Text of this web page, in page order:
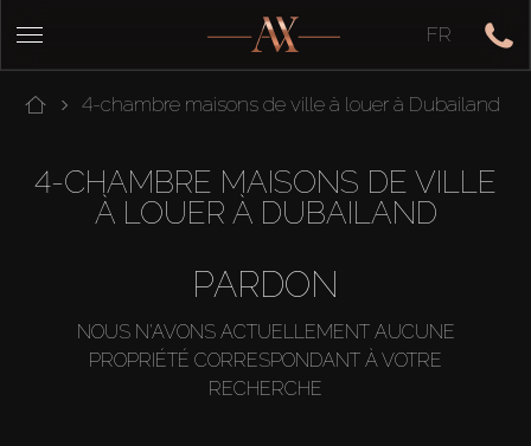
FR
4-chambre maisons de ville à louer à Dubailand
4-CHAMBRE MAISONS DE VILLE
À LOUER À DUBAILAND
PARDON
NOUS N'AVONS ACTUELLEMENT AUCUNE
PROPRIÉTÉ CORRESPONDANT À VOTRE
RECHERCHE